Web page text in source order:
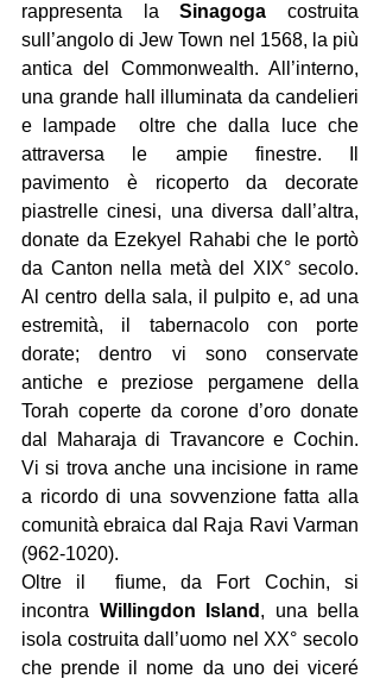
rappresenta la Sinagoga costruita
sull’angolo di Jew Town nel 1568, la più
antica del Commonwealth. All’interno,
una grande hall illuminata da candelieri
e lampade  oltre che dalla luce che
attraversa le ampie finestre. Il
pavimento è ricoperto da decorate
piastrelle cinesi, una diversa dall’altra,
donate da Ezekyel Rahabi che le portò
da Canton nella metà del XIX° secolo.
Al centro della sala, il pulpito e, ad una
estremità, il tabernacolo con porte
dorate; dentro vi sono conservate
antiche e preziose pergamene della
Torah coperte da corone d’oro donate
dal Maharaja di Travancore e Cochin.
Vi si trova anche una incisione in rame
a ricordo di una sovvenzione fatta alla
comunità ebraica dal Raja Ravi Varman
(962-1020).
Oltre il  fiume, da Fort Cochin, si
incontra Willingdon Island , una bella
isola costruita dall’uomo nel XX° secolo
che prende il nome da uno dei viceré